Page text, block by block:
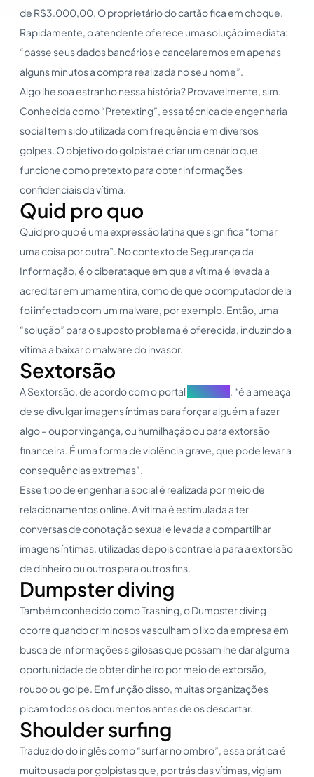
de R$3.000,00. O proprietário do cartão fica em choque.
Rapidamente, o atendente oferece uma solução imediata:
“passe seus dados bancários e cancelaremos em apenas
alguns minutos a compra realizada no seu nome”.
Algo lhe soa estranho nessa história? Provavelmente, sim.
Conhecida como “Pretexting”, essa técnica de engenharia
social tem sido utilizada com frequência em diversos
golpes. O objetivo do golpista é criar um cenário que
funcione como pretexto para obter informações
confidenciais da vítima.
Quid pro quo
Quid pro quo é uma expressão latina que significa “tomar
uma coisa por outra”. No contexto de Segurança da
Informação, é o ciberataque em que a vítima é levada a
acreditar em uma mentira, como de que o computador dela
foi infectado com um malware, por exemplo. Então, uma
“solução” para o suposto problema é oferecida, induzindo a
vítima a baixar o malware do invasor.
Sextorsão
A Sextorsão, de acordo com o portal
, “é a ameaça
de se divulgar imagens íntimas para forçar alguém a fazer
algo – ou por vingança, ou humilhação ou para extorsão
financeira. É uma forma de violência grave, que pode levar a
consequências extremas”.
Esse tipo de engenharia social é realizada por meio de
relacionamentos online. A vítima é estimulada a ter
conversas de conotação sexual e levada a compartilhar
imagens íntimas, utilizadas depois contra ela para a extorsão
de dinheiro ou outros para outros fins.
Dumpster diving
Também conhecido como Trashing, o Dumpster diving
ocorre quando criminosos vasculham o lixo da empresa em
busca de informações sigilosas que possam lhe dar alguma
oportunidade de obter dinheiro por meio de extorsão,
roubo ou golpe. Em função disso, muitas organizações
picam todos os documentos antes de os descartar.
Shoulder surfing
Traduzido do inglês como “surfar no ombro”, essa prática é
muito usada por golpistas que, por trás das vítimas, vigiam